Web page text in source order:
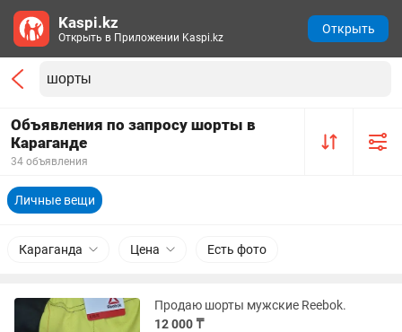
Объявления по запросу шорты в
Караганде
34 объявления
Личные вещи
Караганда Цена Есть фото
Продаю шорты мужские Reebok.
12 000 ₸
Kaspi.kz
Открыть в Приложении Kaspi.kz
Открыть